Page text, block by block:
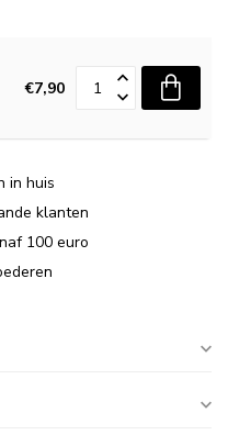
€7,90
in huis
klanten
100 euro